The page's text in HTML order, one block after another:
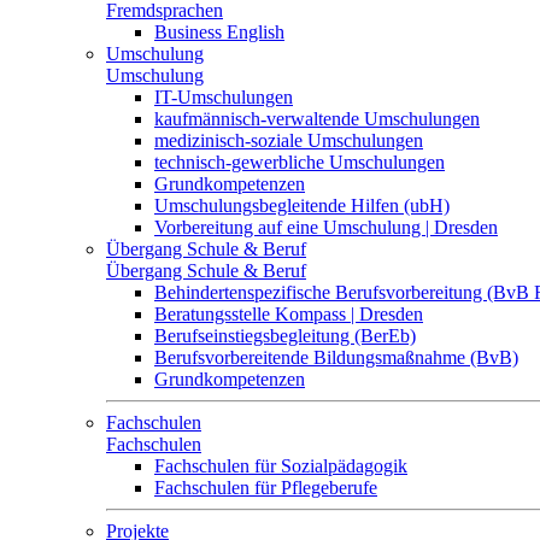
Fremdsprachen
Business English
Umschulung
Umschulung
IT-Umschulungen
kaufmännisch-verwaltende Umschulungen
medizinisch-soziale Umschulungen
technisch-gewerbliche Umschulungen
Grundkompetenzen
Umschulungsbegleitende Hilfen (ubH)
Vorbereitung auf eine Umschulung | Dresden
Übergang Schule & Beruf
Übergang Schule & Beruf
Behindertenspezifische Berufsvorbereitung (BvB
Beratungsstelle Kompass | Dresden
Berufseinstiegsbegleitung (BerEb)
Berufsvorbereitende Bildungsmaßnahme (BvB)
Grundkompetenzen
Fachschulen
Fachschulen
Fachschulen für Sozialpädagogik
Fachschulen für Pflegeberufe
Projekte